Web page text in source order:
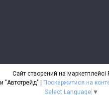
Сайт створений на маркетплейсі
Поскаржитися на
Select Language ▼